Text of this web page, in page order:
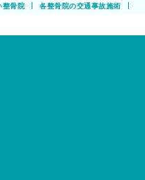
整骨院 各整骨院の交通事故施術